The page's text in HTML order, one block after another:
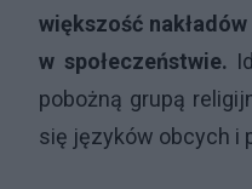
większość
w społeczeństwie.
pobożną grupą
się języków obcych i